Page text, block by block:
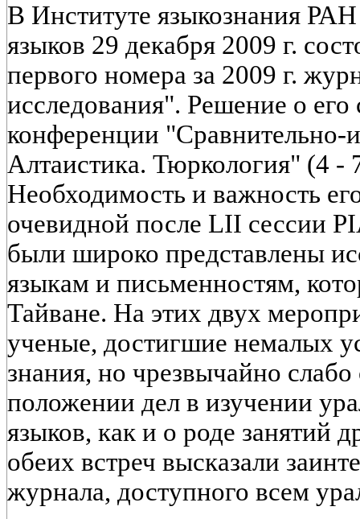
В Институте языкознания
языков 29 декабря 2009 г.
первого номера за 2009 г.
исследования". Решение о
конференции "Сравнительно-
Алтаистика. Тюркология" (4 -
Необходимость и важность
очевидной после LII сессии
были широко представлены
языкам и письменностям,
Тайване. На этих двух
ученые, достигшие немалых
знания, но чрезвычайно
положении дел в изучении
языков, как и о роде занятий
обеих встреч высказали
журнала, доступного всем